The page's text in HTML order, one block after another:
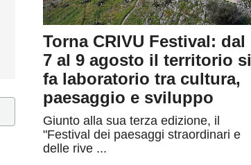
Torna CRIVU Festival: dal
7 al 9 agosto il territorio si
fa laboratorio tra cultura,
paesaggio e sviluppo
Giunto alla sua terza edizione, il
"Festival dei paesaggi straordinari e
delle rive ...